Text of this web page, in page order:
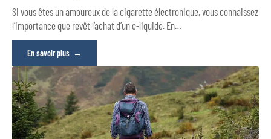
Si vous êtes un amoureux de la cigarette électronique, vous connaissez
l’importance que revêt l’achat d’un e-liquide. En…
En savoir plus